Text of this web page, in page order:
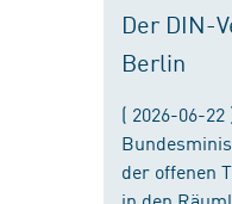
Der DIN-
Berlin
( 2026-06-
der offenen